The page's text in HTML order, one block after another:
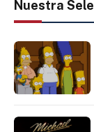
Nuestra